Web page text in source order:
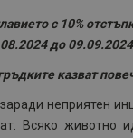
с 10%
до
казват
неприятен
Всяко животно